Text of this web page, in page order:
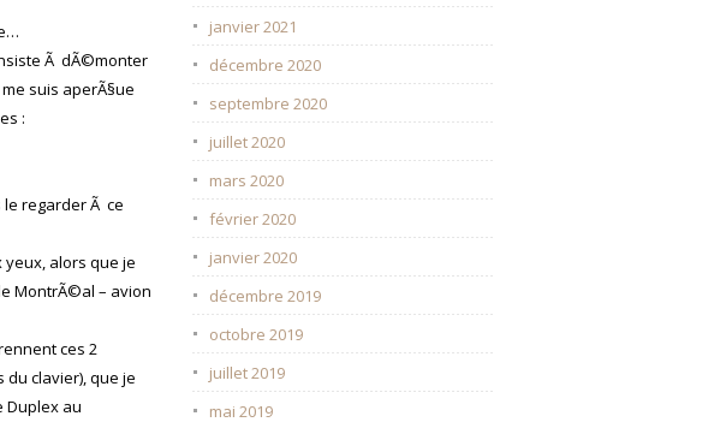
Ã dÃ©monter
suis aperÃ§ue
:
le regarder Ã ce
yeux, alors que je
MontrÃ©al – avion
ces 2
clavier), que je
Duplex au
janvier 2021
décembre 2020
septembre 2020
juillet 2020
mars 2020
février 2020
janvier 2020
décembre 2019
octobre 2019
juillet 2019
mai 2019